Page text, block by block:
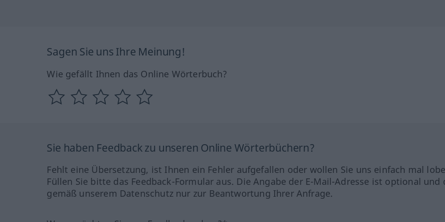
Sagen Sie uns Ihre Meinung!
Wie gefällt Ihnen das Online Wörterbuch?
Sie haben Feedback zu unseren Online Wörterbüchern?
Fehlt eine Übersetzung, ist Ihnen ein Fehler aufgefallen oder wollen Sie uns einfach mal
Füllen Sie bitte das Feedback-Formular aus. Die Angabe der E-Mail-Adresse ist optional und
gemäß unserem Datenschutz nur zur Beantwortung Ihrer Anfrage.